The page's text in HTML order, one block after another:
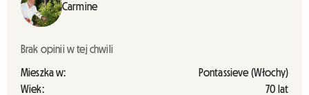
Carmine
Brak opinii w tej chwili
Mieszka w:
Pontassieve (Włochy)
Wiek:
70 lat